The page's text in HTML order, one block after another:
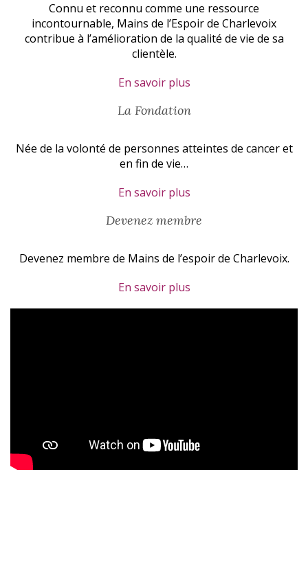
Connu et reconnu comme une ressource
incontournable, Mains de l’Espoir de Charlevoix
contribue à l’amélioration de la qualité de vie de sa
clientèle.
En savoir plus
La Fondation
Née de la volonté de personnes atteintes de cancer et
en fin de vie…
En savoir plus
Devenez membre
Devenez membre de Mains de l’espoir de Charlevoix.
En savoir plus